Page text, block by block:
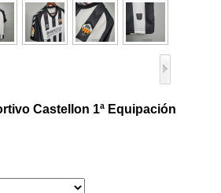
Castellon 1ª Equipación